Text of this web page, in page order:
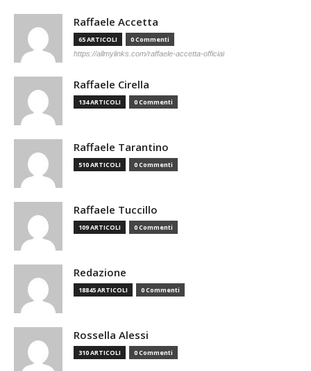
Raffaele Accetta
65 ARTICOLI 0 Commenti
https://allmylinks.com/raffaele-accetta-official
Raffaele Cirella
134 ARTICOLI 0 Commenti
Raffaele Tarantino
510 ARTICOLI 0 Commenti
Raffaele Tuccillo
109 ARTICOLI 0 Commenti
Redazione
18845 ARTICOLI 0 Commenti
Rossella Alessi
310 ARTICOLI 0 Commenti